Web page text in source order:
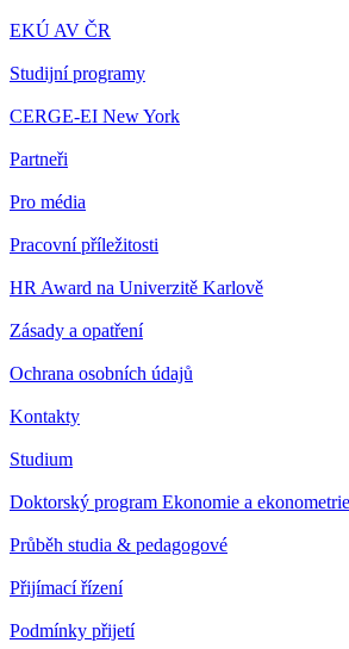
EKÚ AV ČR
Studijní programy
CERGE-EI New York
Partneři
Pro média
Pracovní příležitosti
HR Award na Univerzitě Karlově
Zásady a opatření
Ochrana osobních údajů
Kontakty
Studium
Doktorský program Ekonomie a ekonometrie
Průběh studia & pedagogové
Přijímací řízení
Podmínky přijetí